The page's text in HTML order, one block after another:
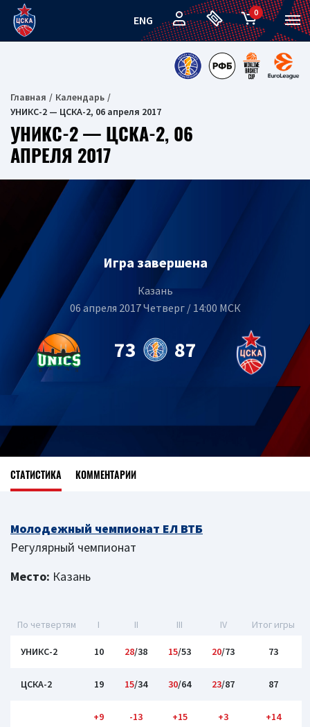
ENG
0
Главная
Календарь
УНИКС-2 — ЦСКА-2, 06 апреля 2017
УНИКС-2 — ЦСКА-2, 06
АПРЕЛЯ 2017
Игра завершена
Казань
06 апреля 2017 Четверг / 14:00 МСК
73 87
СТАТИСТИКА КОММЕНТАРИИ
Молодежный чемпионат ЕЛ ВТБ
Регулярный чемпионат
Место: Казань
По четвертям I II III IV Итог игры
УНИКС-2 10 28/38 15/53 20/73 73
ЦСКА-2 19 15/34 30/64 23/87 87
+9 -13 +15 +3 +14